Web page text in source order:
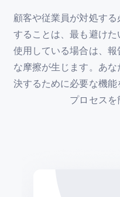
顧客や従業員が対処す
することは、最も避け
使用している場合は、
な摩擦が生じます。あ
決するために必要な機
プロセスを